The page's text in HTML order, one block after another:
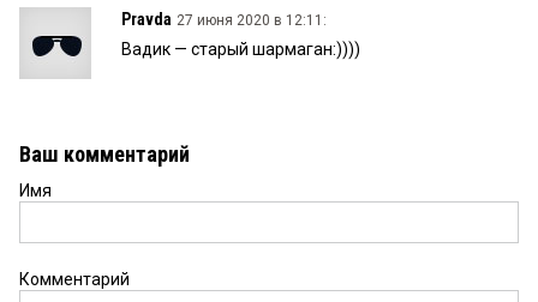
Pravda 27 июня 2020 в 12:11:
Вадик — старый шармаган:))))
Ваш комментарий
Имя
Комментарий